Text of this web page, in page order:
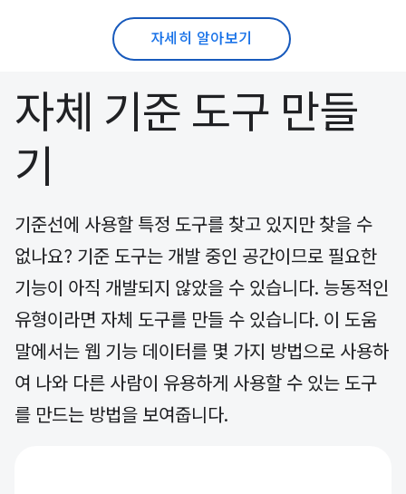
자세히 알아보기
자체 기준 도구 만들
기
기준선에 사용할 특정 도구를 찾고 있지만 찾을 수
없나요? 기준 도구는 개발 중인 공간이므로 필요한
기능이 아직 개발되지 않았을 수 있습니다. 능동적인
유형이라면 자체 도구를 만들 수 있습니다. 이 도움
말에서는 웹 기능 데이터를 몇 가지 방법으로 사용하
여 나와 다른 사람이 유용하게 사용할 수 있는 도구
를 만드는 방법을 보여줍니다.